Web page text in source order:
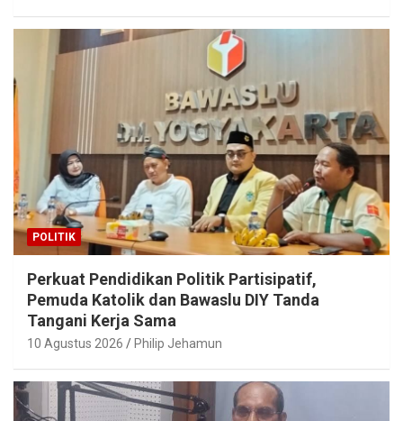
POLITIK
Perkuat Pendidikan Politik Partisipatif,
Pemuda Katolik dan Bawaslu DIY Tanda
Tangani Kerja Sama
10 Agustus 2026 Philip Jehamun